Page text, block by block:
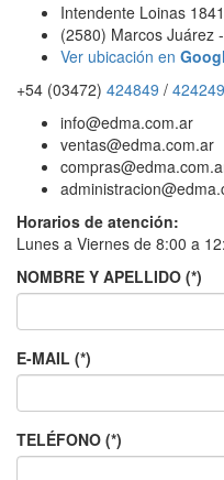
Intendente Loinas 1841
(2580) Marcos Juárez
Ver ubicación en
+54 (03472) 424849 / 424249
info@edma.com.ar
ventas@edma.com.ar
Horarios de atención:
Lunes a Viernes de 8:00 a
NOMBRE Y APELLIDO (*)
E-MAIL (*)
TELÉFONO (*)